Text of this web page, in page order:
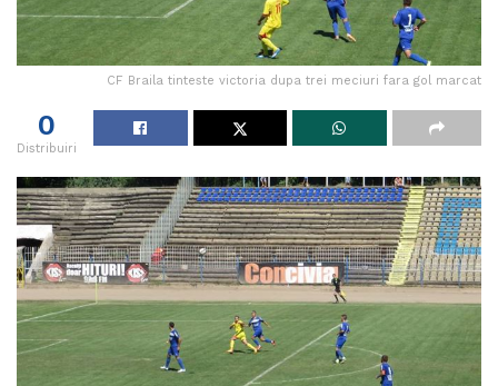
CF Braila tinteste victoria dupa trei meciuri fara gol marcat
0
Distribuiri